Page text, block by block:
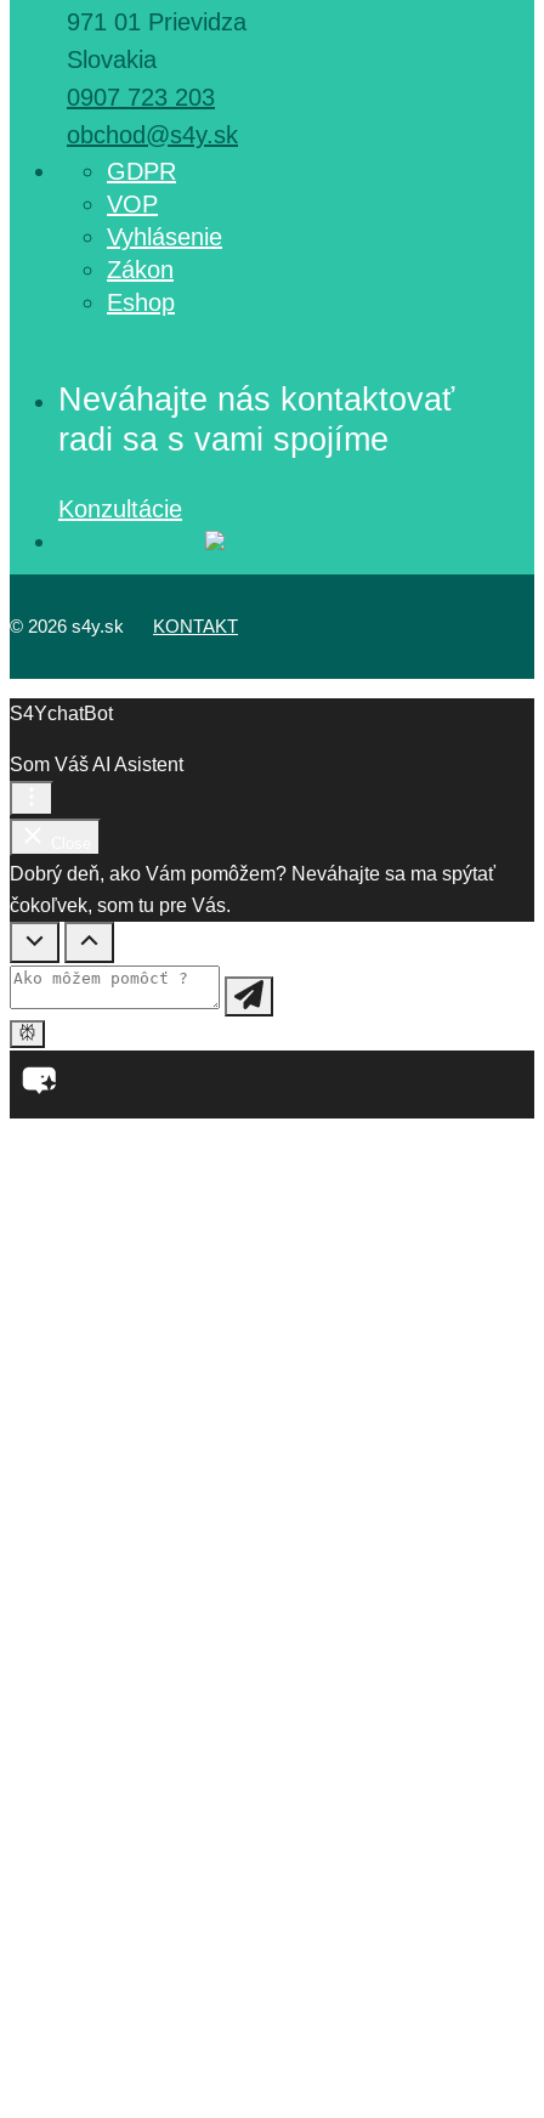
971 01 Prievidza
Slovakia
0907 723 203
obchod@s4y.sk
GDPR
VOP
Vyhlásenie
Zákon
Eshop
Neváhajte nás kontaktovať
radi sa s vami spojíme
Konzultácie
© 2026 s4y.sk KONTAKT
S4YchatBot
Som Váš AI Asistent
Dobrý deň, ako Vám pomôžem? Neváhajte sa ma spýtať
čokoľvek, som tu pre Vás.